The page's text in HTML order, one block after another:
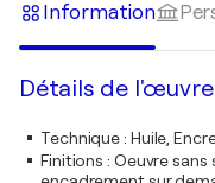
Information
Détails de l'œuvre
Technique: Huile,
Finitions : Oeuvre